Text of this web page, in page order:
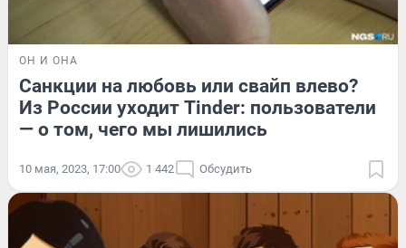
ОН И ОНА
Санкции на любовь или свайп влево?
Из России уходит Tinder: пользователи
— о том, чего мы лишились
10 мая, 2023, 17:00 1 442 Обсудить